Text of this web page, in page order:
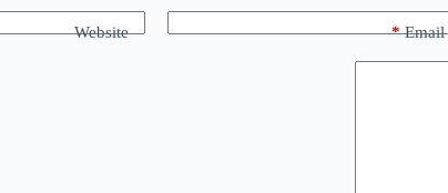
Email
*
Website